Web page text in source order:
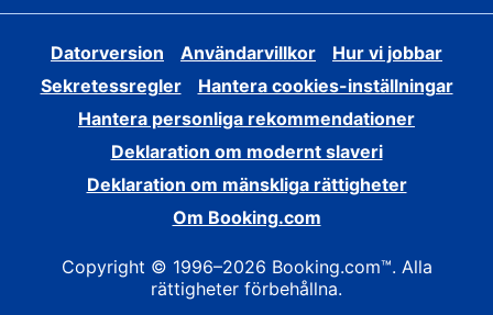
Datorversion Användarvillkor
Hur vi jobbar
Sekretessregler
Hantera cookies-inställningar
Hantera personliga rekommendationer
Deklaration om modernt slaveri
Deklaration om mänskliga rättigheter
Om Booking.com
Copyright © 1996–2026 Booking.com™. Alla
rättigheter förbehållna.